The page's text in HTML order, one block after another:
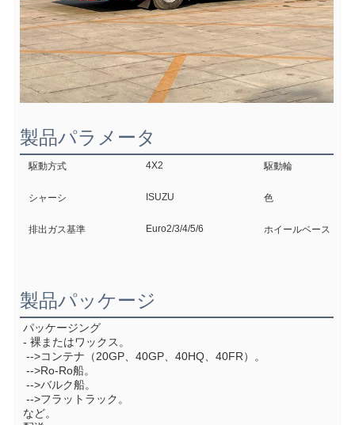
製品パラメータ
駆動方式 4X2 駆動輪
シャーシ ISUZU 色
排出ガス基準 Euro2/3/4/5/6 ホイールベース
製品パッケージ
パッケージング
- 裸またはワックス。
-->コンテナ（20GP、40GP、40HQ、40FR）。
-->Ro-Ro船。
-->バルク船。
-->フラットラック。
など。